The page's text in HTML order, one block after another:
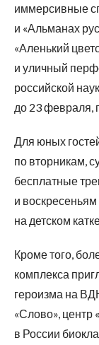
иммерсивные
и «Альманах
«Аленький
и уличный
российской
до 23 февраля,
Для юных
по вторникам,
бесплатные
и
на детском
Кроме того,
комплекса
героизма на
«Слово», центр
в России